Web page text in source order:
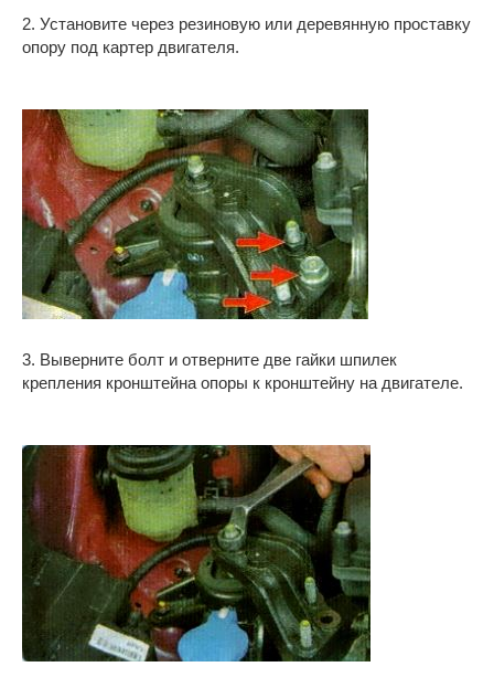
2. Установите через резиновую или деревянную проставку
опору под картер двигателя.
3. Выверните болт и отверните две гайки шпилек
крепления кронштейна опоры к кронштейну на двигателе.